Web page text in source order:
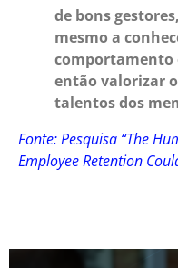
de bons
mesmo a
comportamento
então valorizar
talentos dos
Fonte: Pesquisa “The
Employee Retention